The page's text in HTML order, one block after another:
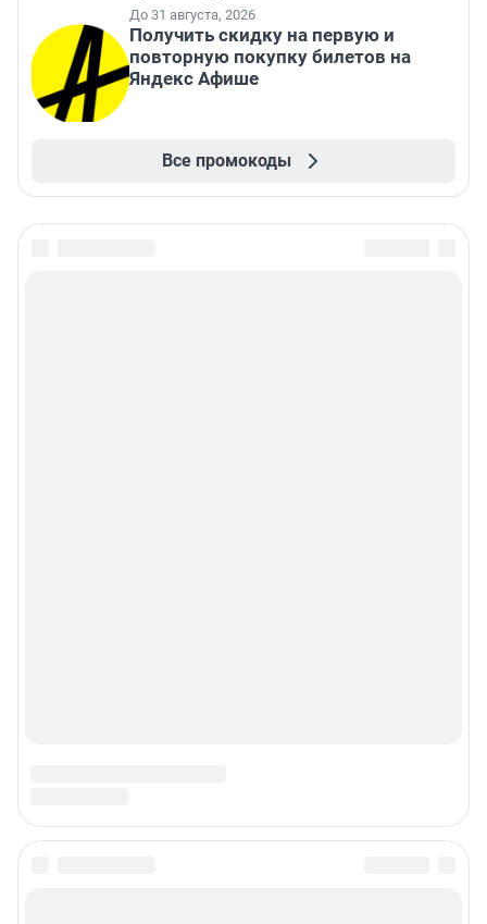
До 31 августа, 2026
Получить скидку на первую и
повторную покупку билетов на
Яндекс Афише
Все промокоды